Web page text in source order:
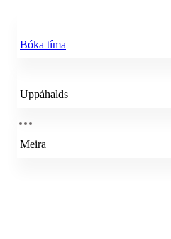
Bóka tíma
Uppáhalds
Meira